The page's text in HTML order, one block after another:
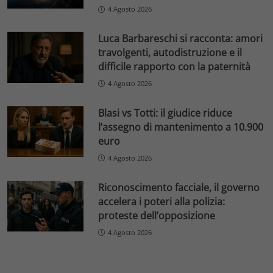
4 Agosto 2026
Luca Barbareschi si racconta: amori
travolgenti, autodistruzione e il
difficile rapporto con la paternità
4 Agosto 2026
Blasi vs Totti: il giudice riduce
l’assegno di mantenimento a 10.900
euro
4 Agosto 2026
Riconoscimento facciale, il governo
accelera i poteri alla polizia:
proteste dell’opposizione
4 Agosto 2026